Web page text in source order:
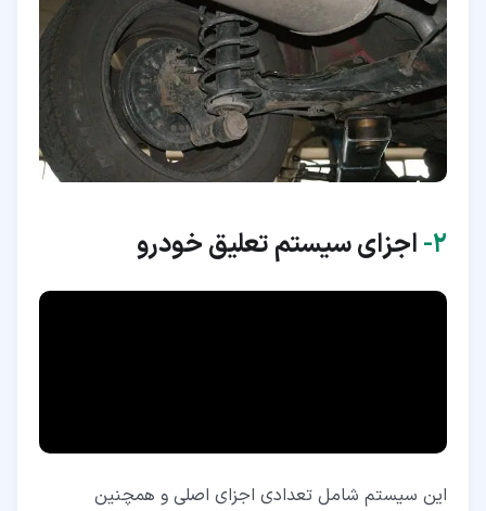
۲‏- اجزای سیستم تعلیق خودرو
این سیستم شامل تعدادی اجزای اصلی و همچنین